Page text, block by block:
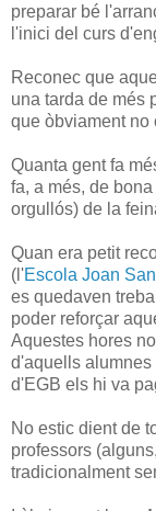
preparar bé
l'inici del curs
Reconec que
una tarda de més
que òbviament no
Quanta gent fa
fa, a més, de
orgullós) de la
Quan era petit
(l'Escola Joan
es quedaven
poder reforçar
Aquestes hores
d'aquells alumnes
d'EGB els hi va
No estic dient de
professors
tradicionalment